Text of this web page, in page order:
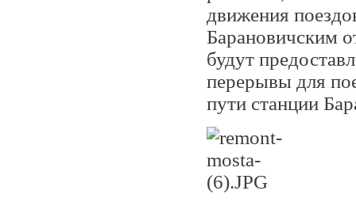
движения
Барановичским
будут
перерывы для
пути станции